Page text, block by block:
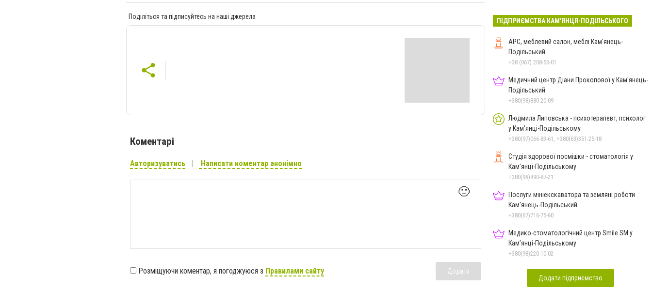
Поділіться та підписуйтесь на наші джерела
Коментарі
Авторизуватись Написати коментар анонімно
🙂
Розміщуючи коментар, я погоджуюся з Правилами сайту Додати
ПІДПРИЄМСТВА КАМ'ЯНЦЯ-ПОДІЛЬСЬКОГО
АРС, меблевий салон, меблі Кам'янець-
Подільський
+38 (067) 208-53-01
Медичний центр Діани Прокопової у Кам'янець-
Подільський
+380(98)880-20-09
Людмила Липовська - психотерапевт, психолог
у Кам'янці-Подільському
+380(97)066-83-61, +380(63)351-25-18
Студія здорової посмішки - стоматологія у
Кам’янці-Подільському
+380(98)890-87-21
Послуги мініекскаватора та земляні роботи
Кам'янець-Подільський
+380(67)716-75-60
Медико-стоматологічний центр Smile SM у
Кам’янці-Подільському
+380(98)220-10-02
Додати підприємство